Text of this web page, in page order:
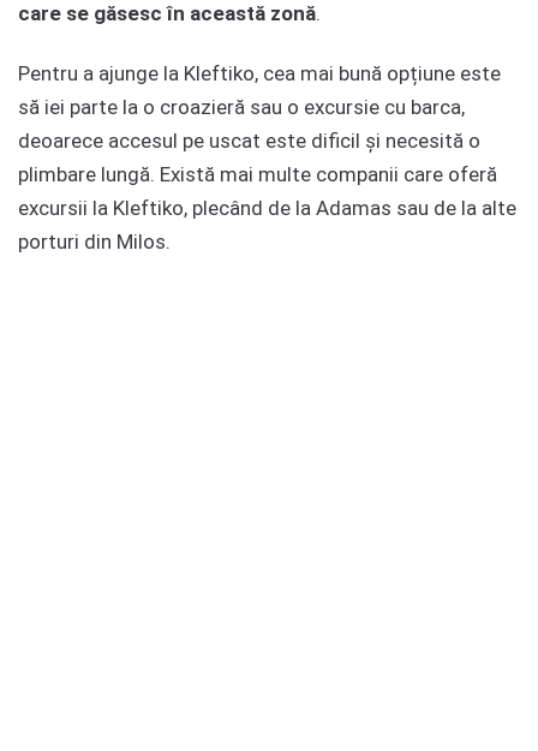
care se găsesc în această zonă.
Pentru a ajunge la Kleftiko, cea mai bună opțiune este
să iei parte la o croazieră sau o excursie cu barca,
deoarece accesul pe uscat este dificil și necesită o
plimbare lungă. Există mai multe companii care oferă
excursii la Kleftiko, plecând de la Adamas sau de la alte
porturi din Milos.